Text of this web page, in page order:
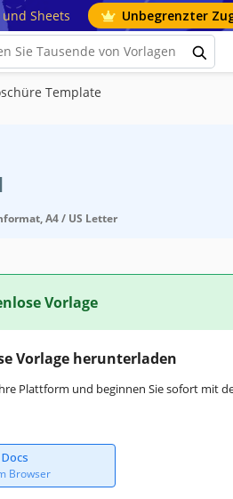
Sheets Unbegrenzter
Template
A4 / US Letter
Vorlage
Vorlage herunterladen
Plattform und beginnen Sie sofort mit
Browser